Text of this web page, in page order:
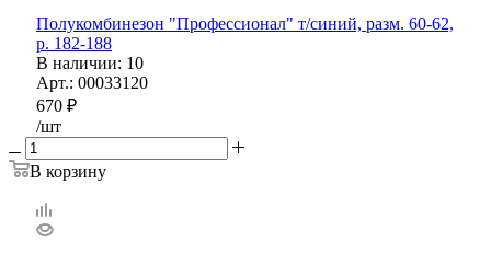
Полукомбинезон "Профессионал" т/синий, разм. 60-62,
р. 182-188
В наличии: 10
Арт.: 00033120
670 ₽
/шт
В корзину